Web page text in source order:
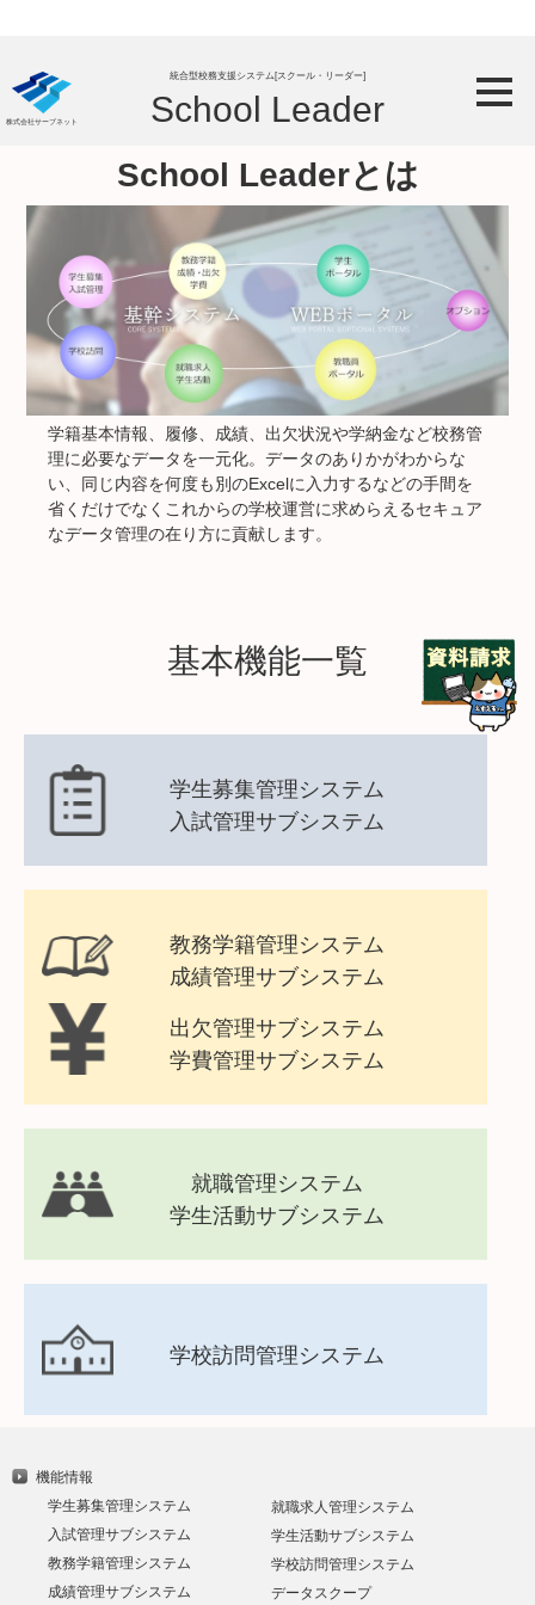
統合型校務支援システム[スクール・リーダー]
School Leader
株式会社サーブネット
School Leaderとは
学籍基本情報、履修、成績、出欠状況や学納金など校務管
理に必要なデータを一元化。データのありかがわからな
い、同じ内容を何度も別のExcelに入力するなどの手間を
省くだけでなくこれからの学校運営に求めらえるセキュア
なデータ管理の在り方に貢献します。
基本機能一覧
学生募集管理システム
入試管理サブシステム
教務学籍管理システム
成績管理サブシステム
出欠管理サブシステム
学費管理サブシステム
就職管理システム
学生活動サブシステム
学校訪問管理システム
機能情報
学生募集管理システム
入試管理サブシステム
教務学籍管理システム
成績管理サブシステム
就職求人管理システム
学生活動サブシステム
学校訪問管理システム
データスクープ